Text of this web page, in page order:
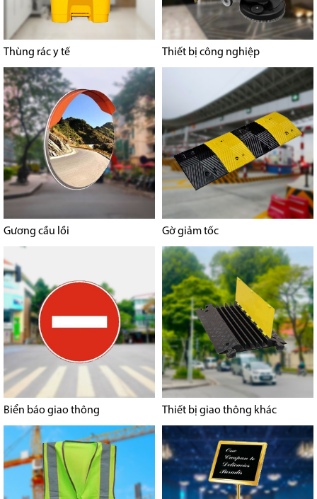
Thùng rác y tế Thiết bị công nghiệp
Gương cầu lồi Gờ giảm tốc
Biển báo giao thông Thiết bị giao thông khác